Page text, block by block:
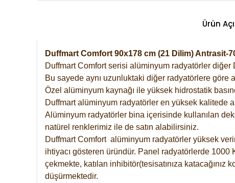
Ürün
Duffmart Comfort 90x178 cm (21 Dilim) Antrasit-
Duffmart Comfort serisi alüminyum radyatörler
Bu sayede aynı uzunluktaki diğer radyatörlere göre
Özel alüminyum kaynağı ile yüksek hidrostatik
Duffmart alüminyum radyatörler en yüksek kalitede
Alüminyum radyatörler bina içerisinde kullanılan
natürel renklerimiz ile de satın alabilirsiniz.
Duffmart Comfort alüminyum radyatörler yüksek
ihtiyacı gösteren üründür. Panel radyatörlerde 1000
çekmekte, katılan inhibitör(tesisatınıza
düşürmektedir.